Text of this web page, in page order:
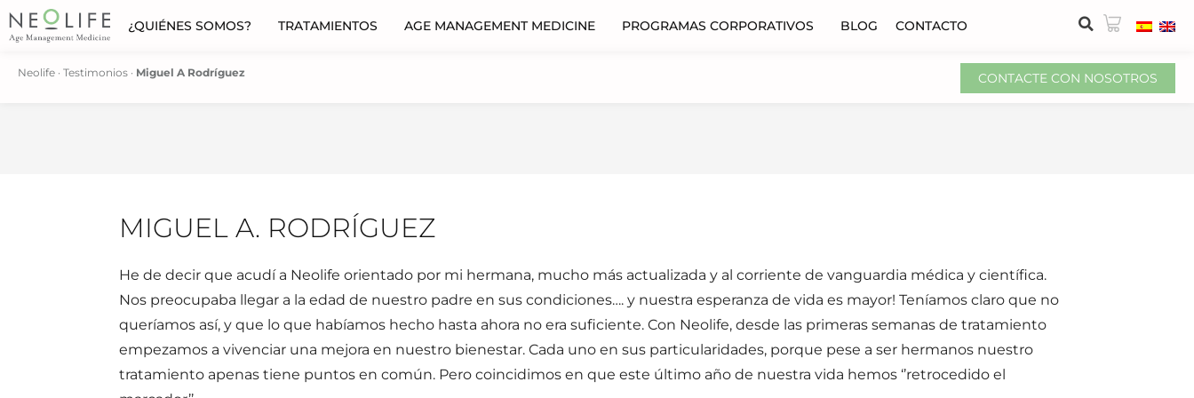
¿QUIÉNES SOMOS? TRATAMIENTOS AGE MANAGEMENT MEDICINE PROGRAMAS CORPORATIVOS BLOG CONTACTO
Neolife · Testimonios · Miguel A Rodríguez CONTACTE CON NOSOTROS
MIGUEL A. RODRÍGUEZ
He de decir que acudí a Neolife orientado por mi hermana, mucho más actualizada y al corriente de vanguardia médica y científica.
Nos preocupaba llegar a la edad de nuestro padre en sus condiciones…. y nuestra esperanza de vida es mayor! Teníamos claro que no
queríamos así, y que lo que habíamos hecho hasta ahora no era suficiente. Con Neolife, desde las primeras semanas de tratamiento
empezamos a vivenciar una mejora en nuestro bienestar. Cada uno en sus particularidades, porque pese a ser hermanos nuestro
tratamiento apenas tiene puntos en común. Pero coincidimos en que este último año de nuestra vida hemos ‘’retrocedido el